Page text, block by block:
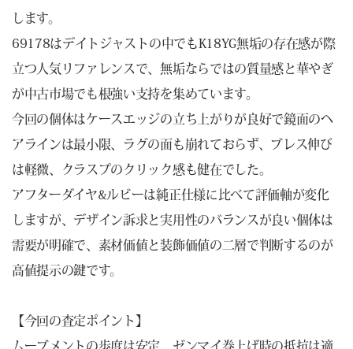
します。
69178はデイトジャストの中でもK18YG無垢の存在感が際
立つ人気リファレンスで、無垢ならではの質量感と華やぎ
が中古市場でも根強い支持を集めています。
今回の個体はケースエッジの立ち上がりが良好で鏡面のヘ
アラインは最小限、ラグの面も崩れておらず、ブレス伸び
は軽微、クラスプのクリック感も健在でした。
アフターダイヤ&ルビーは純正仕様に比べて評価軸が変化
しますが、デザイン訴求と実用性のバランスが良い個体は
需要が明確で、素材価値と装飾価値の二層で判断するのが
高値提示の鍵です。
【今回の査定ポイント】
ムーブメントの歩度は安定、ゼンマイ巻上げ時の抵抗は適